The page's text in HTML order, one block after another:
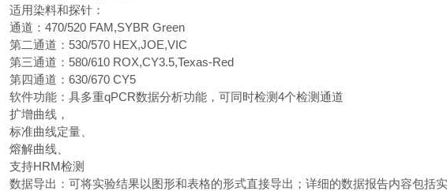
适用染料和探针：
通道：470/520 FAM,SYBR Green
第二通道：530/570 HEX,JOE,VIC
第三通道：580/610 ROX,CY3.5,Texas-Red
第四通道：630/670 CY5
软件功能：具多重qPCR数据分析功能，可同时检测4个检测通道
扩增曲线，
标准曲线定量、
熔解曲线、
支持HRM检测
数据导出：可将实验结果以图形和表格的形式直接导出；详细的数据报告内容包括